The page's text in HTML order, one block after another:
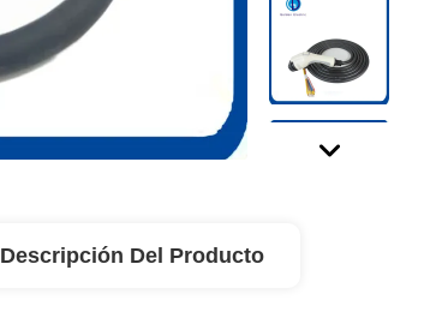
Descripción Del Producto